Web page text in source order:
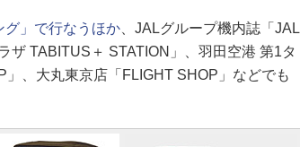
グ」で行なうほか 、JALグループ機内誌「JAL
ザ TABITUS＋ STATION」、羽田空港 第1タ
、大丸東京店「FLIGHT SHOP」などでも